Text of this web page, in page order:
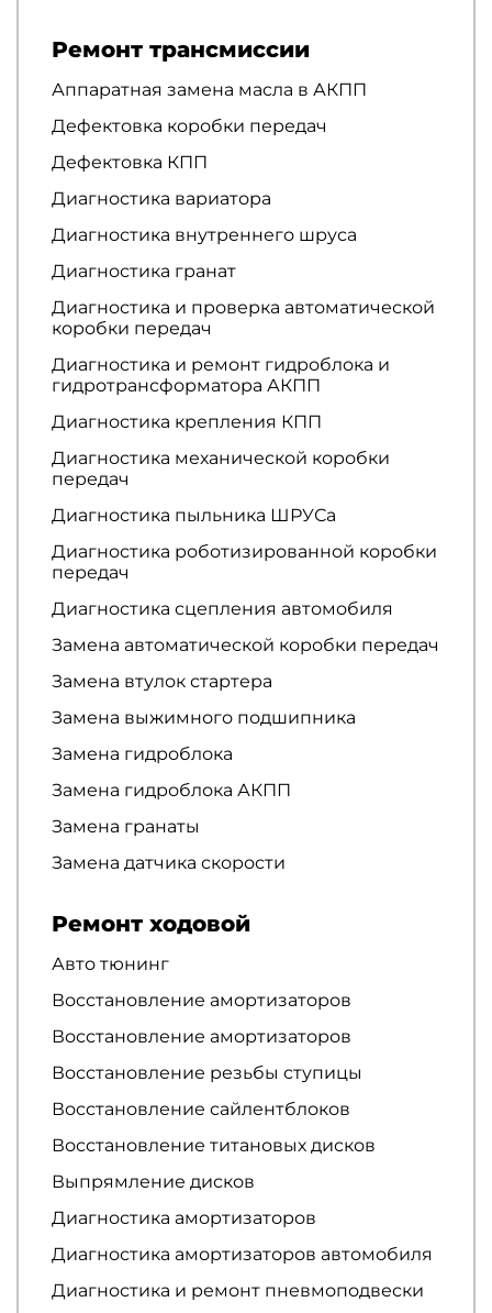
Ремонт трансмиссии
Аппаратная замена масла в АКПП
Дефектовка коробки передач
Дефектовка КПП
Диагностика вариатора
Диагностика внутреннего шруса
Диагностика гранат
Диагностика и проверка автоматической
коробки передач
Диагностика и ремонт гидроблока и
гидротрансформатора АКПП
Диагностика крепления КПП
Диагностика механической коробки
передач
Диагностика пыльника ШРУСа
Диагностика роботизированной коробки
передач
Диагностика сцепления автомобиля
Замена автоматической коробки передач
Замена втулок стартера
Замена выжимного подшипника
Замена гидроблока
Замена гидроблока АКПП
Замена гранаты
Замена датчика скорости
Ремонт ходовой
Авто тюнинг
Восстановление амортизаторов
Восстановление амортизаторов
Восстановление резьбы ступицы
Восстановление сайлентблоков
Восстановление титановых дисков
Выпрямление дисков
Диагностика амортизаторов
Диагностика амортизаторов автомобиля
Диагностика и ремонт пневмоподвески